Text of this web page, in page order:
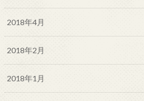
2018年4月
2018年2月
2018年1月